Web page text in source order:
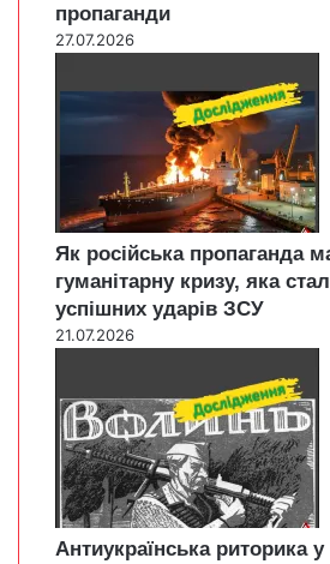
пропаганди
27.07.2026
Як російська пропаганда
гуманітарну кризу, яка
успішних ударів ЗСУ
21.07.2026
Антиукраїнська риторика